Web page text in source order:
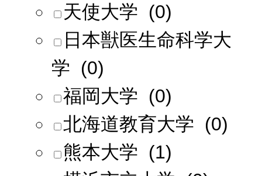
天使大学 (0)
日本獣医生命科学大
学 (0)
福岡大学 (0)
北海道教育大学 (0)
熊本大学 (1)